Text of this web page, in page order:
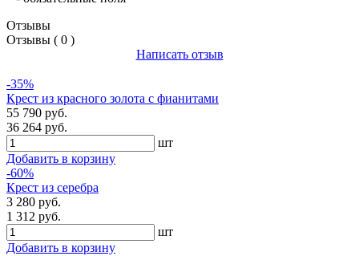
Отзывы
Отзывы ( 0 )
Написать отзыв
-35%
Крест из красного золота с фианитами
55 790 руб.
36 264 руб.
шт
Добавить в корзину
-60%
Крест из серебра
3 280 руб.
1 312 руб.
шт
Добавить в корзину